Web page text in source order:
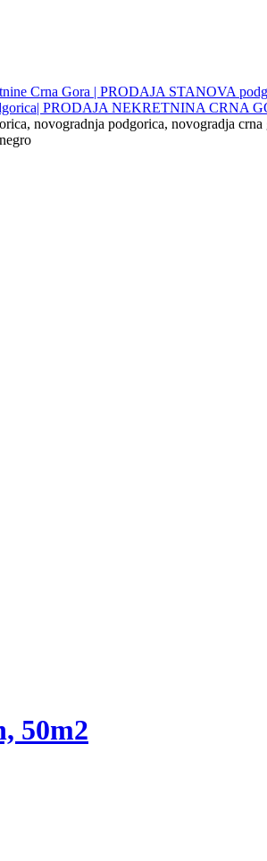
Crna Gora | PRODAJA STANOVA
PRODAJA NEKRETNINA CRNA
novogradnja podgorica, novogradja
50m2